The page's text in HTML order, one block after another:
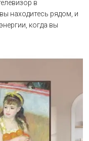
в
находитесь рядом, и
когда вы